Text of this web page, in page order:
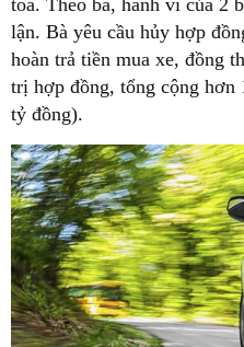
tòa. Theo bà, hành vi của 2
lận. Bà yêu cầu hủy hợp
hoàn trả tiền mua xe, đồng
trị hợp đồng, tổng cộng
tỷ đồng).